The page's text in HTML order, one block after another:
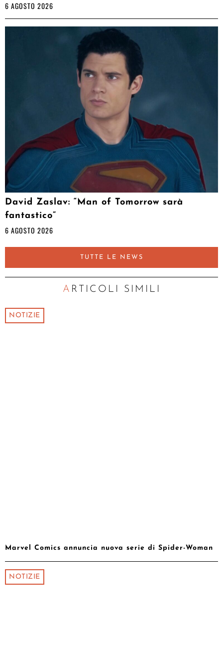
6 AGOSTO 2026
David Zaslav: “Man of Tomorrow sarà
fantastico”
6 AGOSTO 2026
TUTTE LE NEWS
ARTICOLI SIMILI
NOTIZIE
Marvel Comics annuncia nuova serie di Spider-Woman
NOTIZIE